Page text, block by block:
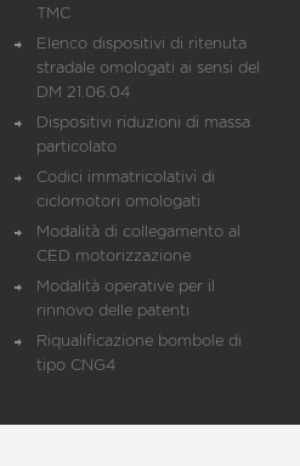
TMC
Elenco dispositivi di ritenuta
stradale omologati ai sensi del
DM 21.06.04
Dispositivi riduzioni di massa
particolato
Codici immatricolativi di
ciclomotori omologati
Modalità di collegamento al
CED motorizzazione
Modalità operative per il
rinnovo delle patenti
Riqualificazione bombole di
tipo CNG4